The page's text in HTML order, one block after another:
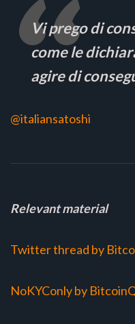
Vi prego di
come le
agire di
@italiansatoshi
Relevant material
Twitter thread by
NoKYConly by